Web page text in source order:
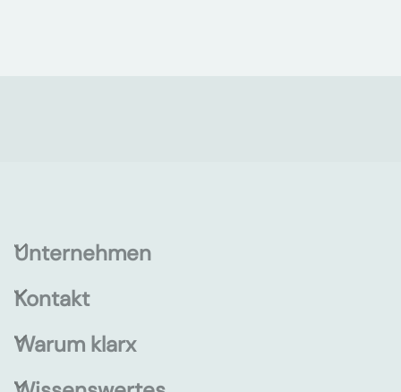
Unternehmen
Kontakt
Warum klarx